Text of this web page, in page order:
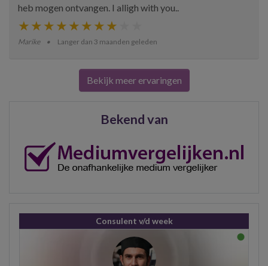
heb mogen ontvangen. I alligh with you..
Marike Langer dan 3 maanden geleden
Bekijk meer ervaringen
Bekend van
Consulent v/d week